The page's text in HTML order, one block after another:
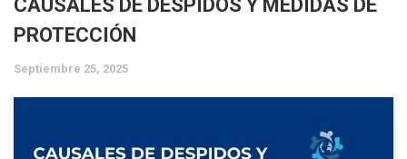
CAUSALES DE DESPIDOS Y MEDIDAS DE
PROTECCIÓN
Septiembre 25, 2025